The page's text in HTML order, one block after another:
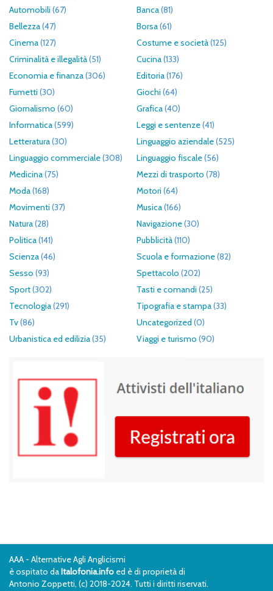
Automobili (67) Banca(81)
Bellezza(47) Borsa(61)
Cinema(127) Costume e società(125)
Criminalità e illegalità(51) Cucina(133)
Economia e finanza(306) Editoria(176)
Fumetti (30) Giochi (64)
Giornalismo (60) Grafica(40)
Informatica(599) Leggi e sentenze(41)
Letteratura(30) Linguaggio aziendale(525)
Linguaggio commerciale(308) Linguaggio fiscale(56)
Medicina(75) Mezzi di trasporto (78)
Moda(168) Motori (64)
Movimenti (37) Musica(166)
Natura(28) Navigazione(30)
Politica(141) Pubblicità(110)
Scienza(46) Scuola e formazione(82)
Sesso (93) Spettacolo (202)
Sport(302) Tasti e comandi (25)
Tecnologia(291) Tipografia e stampa(33)
Tv(86) Uncategorized (0)
Urbanistica ed edilizia(35) Viaggi e turismo (90)
AAA - Alternative Agli Anglicismi
è ospitato daItalofonia.info ed è di proprietà di
Antonio Zoppetti, (c) 2018-2024. Tutti i diritti riservati.